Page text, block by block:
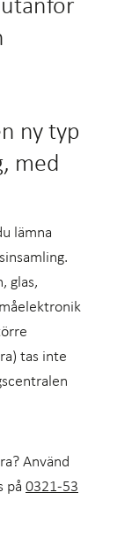
ny typ
med
lämna
glas,
tas inte
Använd
på 0321-53